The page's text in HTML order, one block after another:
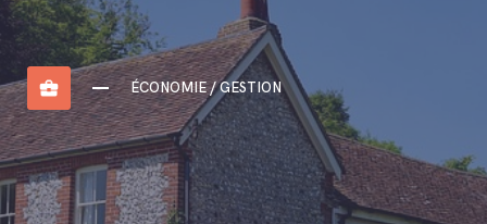
business_center ÉCONOMIE / GESTION